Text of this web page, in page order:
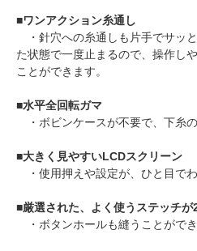
■ワンアクション糸通し
・針穴への糸通しも片手でサッ
た状態で一度止まるので、操作し
ことができます。
■水平全回転ガマ
・ボビンケースが不要で、下糸の
■大きく見やすいLCDスクリーン
・使用押えや設定が、ひと目でわ
■厳選された、よく使うステッチが
・ボタンホールも縫うことができ